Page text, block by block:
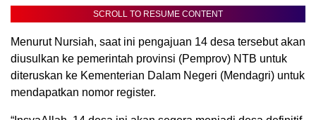
SCROLL TO RESUME CONTENT
Menurut Nursiah, saat ini pengajuan 14 desa tersebut akan
diusulkan ke pemerintah provinsi (Pemprov) NTB untuk
diteruskan ke Kementerian Dalam Negeri (Mendagri) untuk
mendapatkan nomor register.